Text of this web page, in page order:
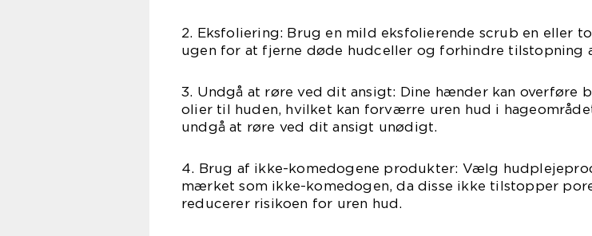
2. Eksfoliering: Brug en mild eksfolierende scrub en eller
ugen for at fjerne døde hudceller og forhindre tilstopning
3. Undgå at røre ved dit ansigt: Dine hænder kan overføre
olier til huden, hvilket kan forværre uren hud i
undgå at røre ved dit ansigt unødigt.
4. Brug af ikke-komedogene produkter: Vælg
mærket som ikke-komedogen, da disse ikke tilstopper
reducerer risikoen for uren hud.